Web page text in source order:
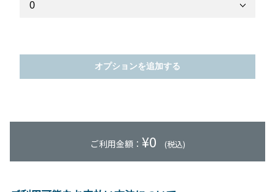
オプションを追加する
ご利用金額： ¥0 (税込)